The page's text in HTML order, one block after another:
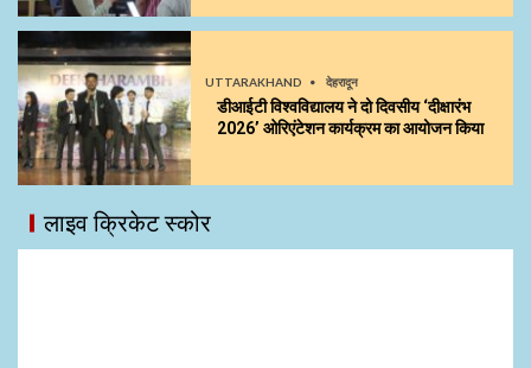
UTTARAKHAND देहरादून
डीआईटी विश्वविद्यालय ने दो दिवसीय ‘दीक्षारंभ
2026’ ओरिएंटेशन कार्यक्रम का आयोजन किया
लाइव क्रिकेट स्कोर